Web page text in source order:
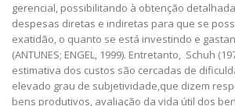
gerencial, possibilitando à obtenção
despesas diretas e indiretas para que se
exatidão, o quanto se está investindo e
(ANTUNES; ENGEL, 1999). Entretanto, Schuh
estimativa dos custos são cercadas de
elevado grau de subjetividade,que dizem
bens produtivos, avaliação da vida útil dos